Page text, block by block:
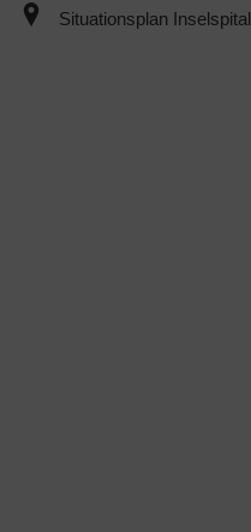
Situationsplan Inselspital